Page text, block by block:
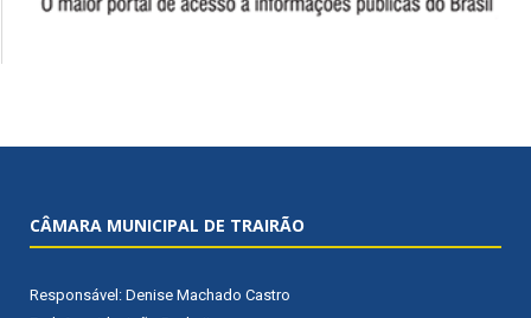
CÂMARA MUNICIPAL DE TRAIRÃO
Responsável: Denise Machado Castro